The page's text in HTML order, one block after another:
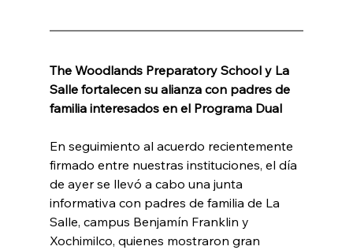
The Woodlands Preparatory School y La
Salle fortalecen su alianza con padres de
familia interesados en el Programa Dual
En seguimiento al acuerdo recientemente
firmado entre nuestras instituciones, el día
de ayer se llevó a cabo una junta
informativa con padres de familia de La
Salle, campus Benjamín Franklin y
Xochimilco, quienes mostraron gran